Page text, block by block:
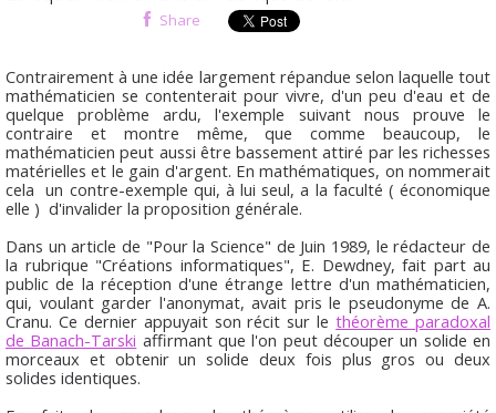
Share
Contrairement à une idée largement répandue selon laquelle tout
mathématicien se contenterait pour vivre, d'un peu d'eau et de
quelque problème ardu, l'exemple suivant nous prouve le
contraire et montre même, que comme beaucoup, le
mathématicien peut aussi être bassement attiré par les richesses
matérielles et le gain d'argent. En mathématiques, on nommerait
cela un contre-exemple qui, à lui seul, a la faculté ( économique
elle ) d'invalider la proposition générale.
Dans un article de "Pour la Science" de Juin 1989, le rédacteur de
la rubrique "Créations informatiques", E. Dewdney, fait part au
public de la réception d'une étrange lettre d'un mathématicien,
qui, voulant garder l'anonymat, avait pris le pseudonyme de A.
Cranu. Ce dernier appuyait son récit sur lethéorème paradoxal
de Banach-Tarski affirmant que l'on peut découper un solide en
morceaux et obtenir un solide deux fois plus gros ou deux
solides identiques.